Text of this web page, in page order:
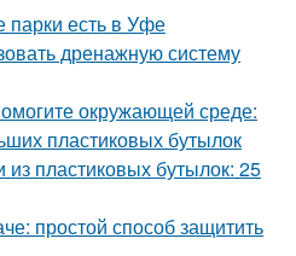
парки есть в Уфе
дренажную систему
окружающей среде:
пластиковых бутылок
пластиковых бутылок: 25
простой способ защитить